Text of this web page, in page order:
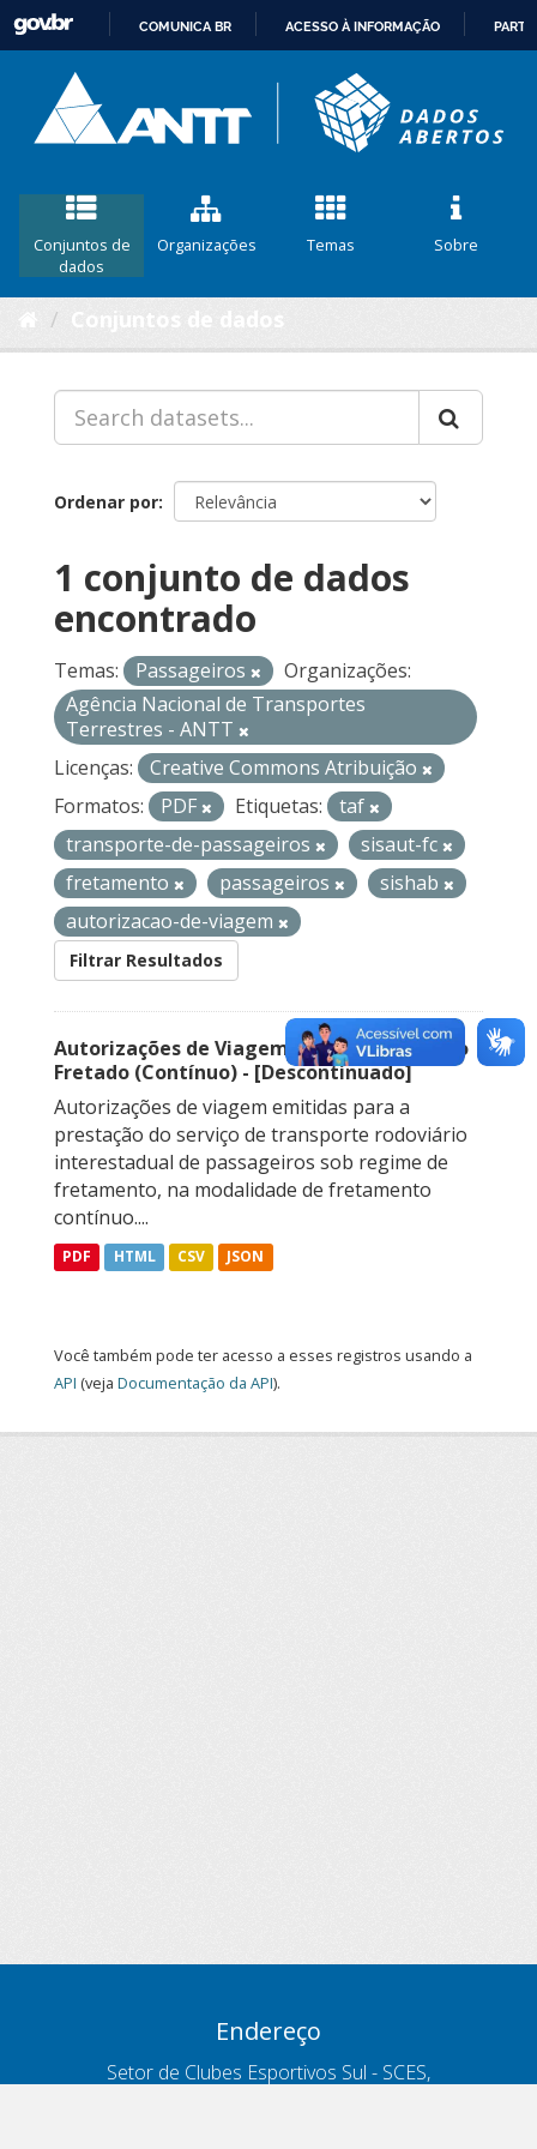
CONTEÚDO
COMUNICA BR ACESSO À INFORMAÇÃO
Conjuntos de
dados
Organizações Temas Sobre
Ordenar por
1 conjunto de dados
encontrado
Temas: Passageiros
Organizações:
Agência Nacional de Transportes
Terrestres - ANTT
Licenças:
Creative Commons Atribuição
Formatos:
PDF Etiquetas:
taf
transporte-de-passageiros
sisaut-fc
fretamento
passageiros
sishab
autorizacao-de-viagem
Filtrar Resultados
Autorizações de Viagem Nacional – Serviço
Fretado (Contínuo) - [Descontinuado]
Autorizações de viagem emitidas para a
prestação do serviço de transporte rodoviário
interestadual de passageiros sob regime de
fretamento, na modalidade de fretamento
contínuo....
PDF HTML CSV JSON
Você também pode ter acesso a esses registros usando a
API (veja Documentação da API).
Endereço
Setor de Clubes Esportivos Sul - SCES,